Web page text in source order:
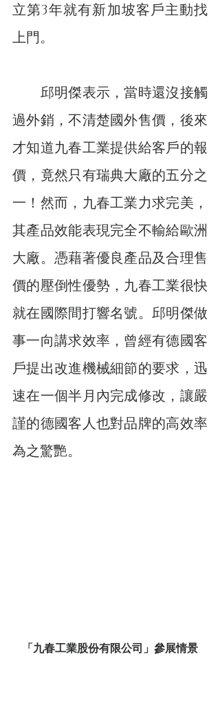
立第3年就有新加坡客戶主動找
上門。
邱明傑表示，當時還沒接觸
過外銷，不清楚國外售價，後來
才知道九春工業提供給客戶的報
價，竟然只有瑞典大廠的五分之
一！然而，九春工業力求完美，
其產品效能表現完全不輸給歐洲
大廠。憑藉著優良產品及合理售
價的壓倒性優勢，九春工業很快
就在國際間打響名號。邱明傑做
事一向講求效率，曾經有德國客
戶提出改進機械細節的要求，迅
速在一個半月內完成修改，讓嚴
謹的德國客人也對品牌的高效率
為之驚艷。
「九春工業股份有限公司」參展情景